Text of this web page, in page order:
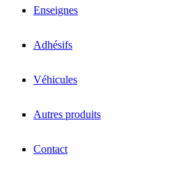
Enseignes
Adhésifs
Véhicules
Autres produits
Contact